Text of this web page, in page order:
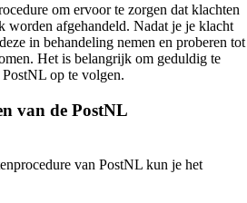
om ervoor te zorgen dat klachten
worden afgehandeld. Nadat je je klacht
in behandeling nemen en proberen tot
Het is belangrijk om geduldig te
op te volgen.
van de PostNL
van PostNL kun je het